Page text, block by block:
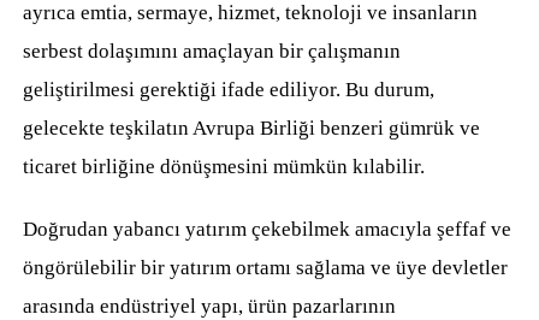
ayrıca emtia, sermaye, hizmet, teknoloji ve insanların
serbest dolaşımını amaçlayan bir çalışmanın
geliştirilmesi gerektiği ifade ediliyor. Bu durum,
gelecekte teşkilatın Avrupa Birliği benzeri gümrük ve
ticaret birliğine dönüşmesini mümkün kılabilir.
Doğrudan yabancı yatırım çekebilmek amacıyla şeffaf ve
öngörülebilir bir yatırım ortamı sağlama ve üye devletler
arasında endüstriyel yapı, ürün pazarlarının